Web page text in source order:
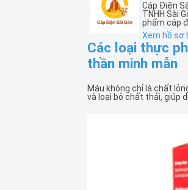
Cáp Điện
TNHH Sài
phẩm cáp
Xem hồ sơ
Các loại thực
thần minh mẫn
Máu không chỉ là chất
và loại bỏ chất thải, giúp